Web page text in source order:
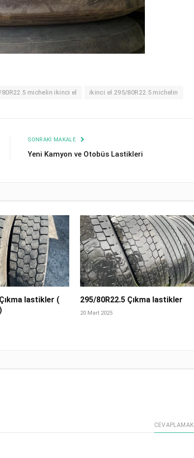
80R22.5 michelin ikinci el ikinci el 295/80R22.5 michelin
SONRAKI MAKALE
Yeni Kamyon ve Otobüs Lastikleri
lastikler (
295/80R22.5 Çıkma lastikler
20 Mart 2025
CEVAPLAMAK